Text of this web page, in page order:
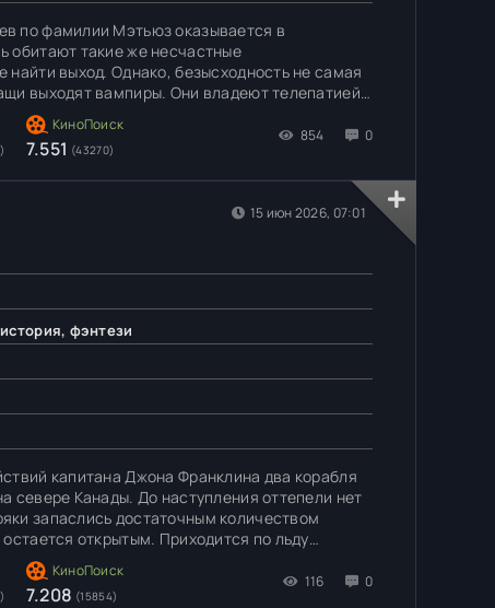
по фамилии Мэтьюз оказывается в
обитают такие же несчастные
найти выход. Однако, безысходность не самая
выходят вампиры. Они владеют телепатией
способ дожить до утра, спрятаться в
7.551 (43270)
854 0
фэнтези
капитана Джона Франклина два корабля
севере Канады. До наступления оттепели нет
запаслись достаточным количеством
открытым. Приходится по льду
деревья. Однако, вскоре на людей
7.208 (15854)
116 0
15 июн 2026, 07:01